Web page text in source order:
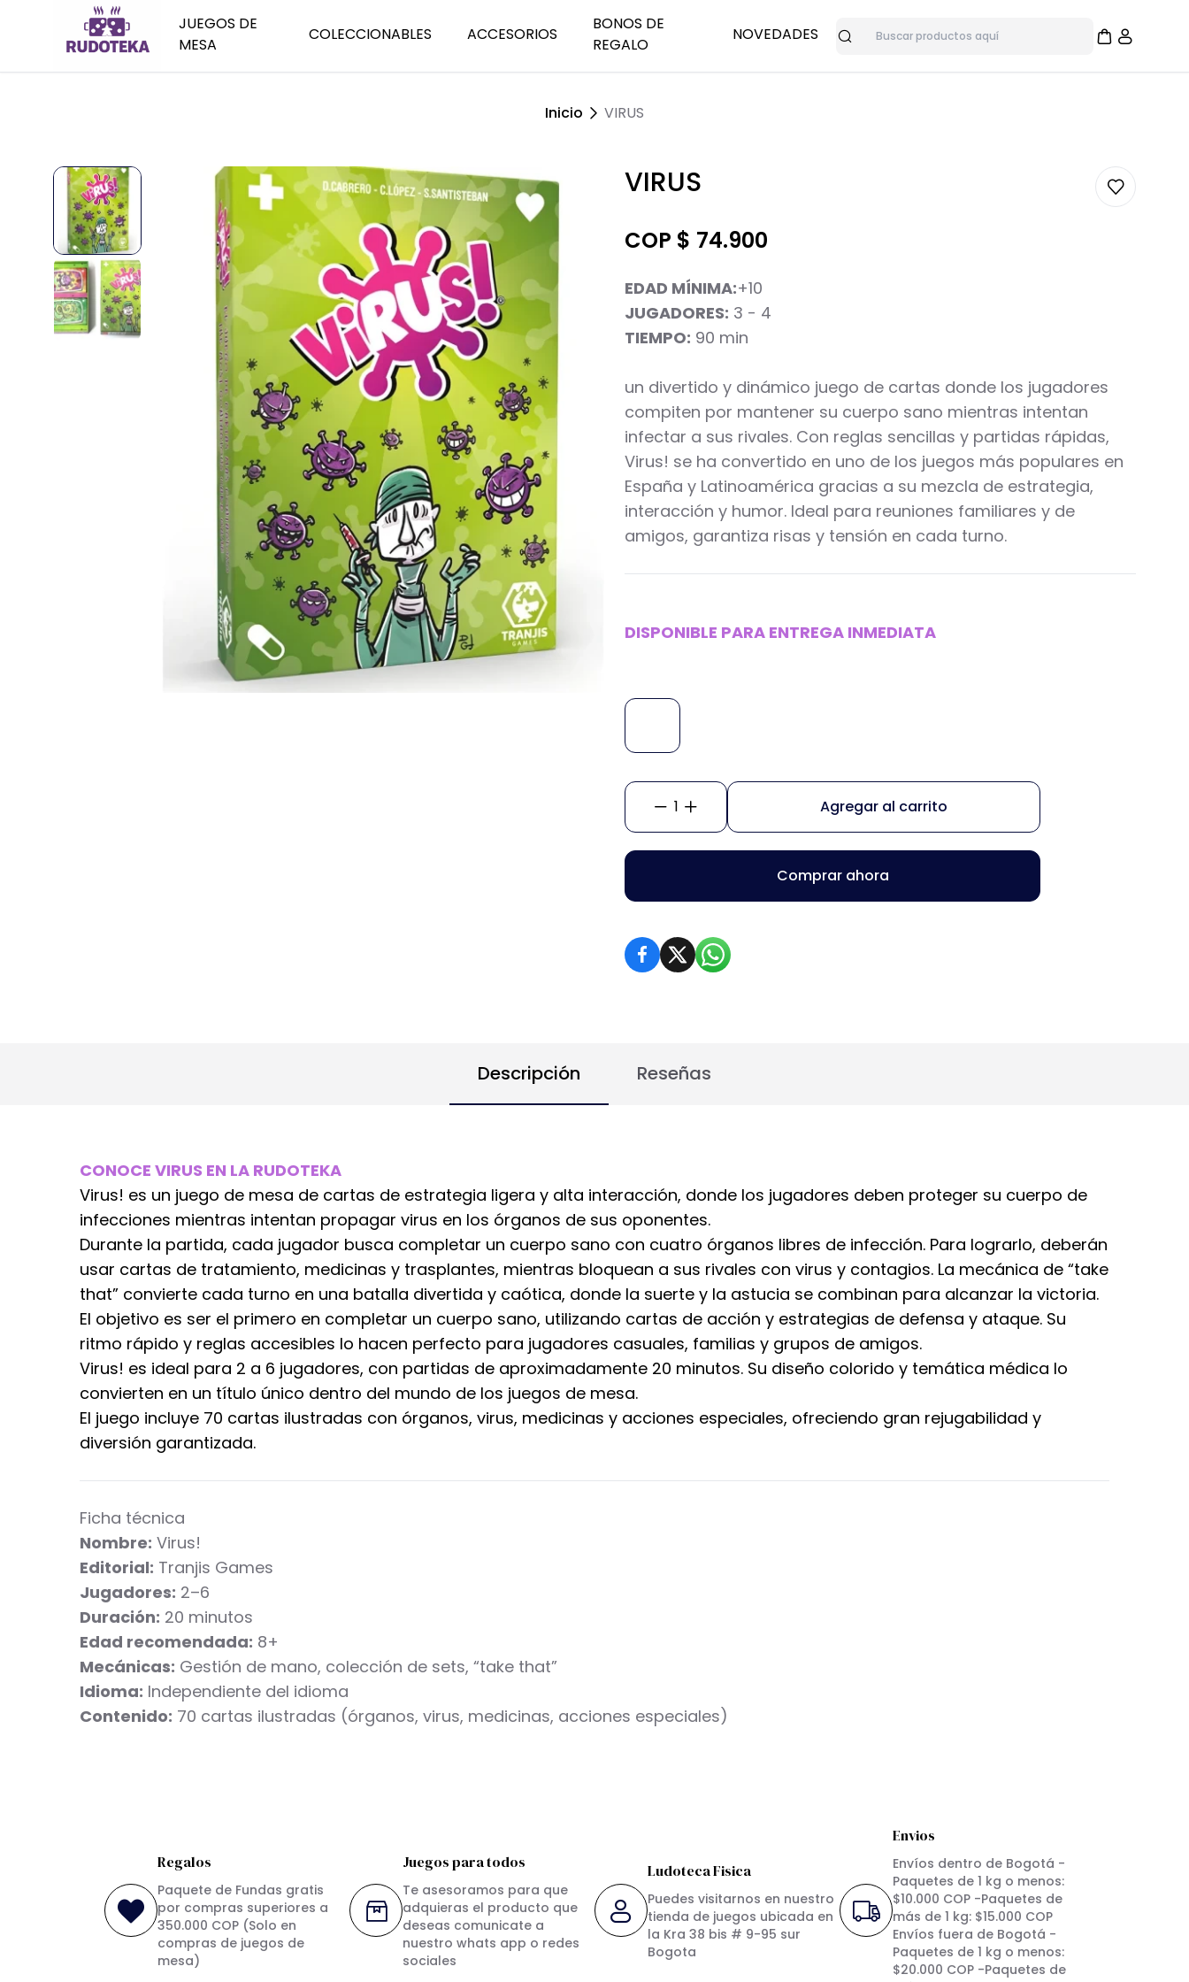
JUEGOS DE
MESA
Juegos prueba tu suerte
COLECCIONABLES
Magic The Gathering TCG
ACCESORIOS
Fundas para cartasOrganizador de componentes
BONOS DE
REGALO
NOVEDADES
Buscar
Inicio VIRUS
VIRUS
COP $ 74.900
EDAD MÍNIMA:+10
JUGADORES: 3 - 4
TIEMPO: 90 min
un divertido y dinámico juego de cartas donde los jugadores
compiten por mantener su cuerpo sano mientras intentan
infectar a sus rivales. Con reglas sencillas y partidas rápidas,
Virus! se ha convertido en uno de los juegos más populares en
España y Latinoamérica gracias a su mezcla de estrategia,
interacción y humor. Ideal para reuniones familiares y de
amigos, garantiza risas y tensión en cada turno.
DISPONIBLE PARA ENTREGA INMEDIATA
1 Agregar al carrito
Comprar ahora
Descripción Reseñas
CONOCE VIRUS EN LA RUDOTEKA
Virus! es un juego de mesa de cartas de estrategia ligera y alta interacción, donde los jugadores deben proteger su cuerpo de
infecciones mientras intentan propagar virus en los órganos de sus oponentes.
Durante la partida, cada jugador busca completar un cuerpo sano con cuatro órganos libres de infección. Para lograrlo, deberán
usar cartas de tratamiento, medicinas y trasplantes, mientras bloquean a sus rivales con virus y contagios. La mecánica de “take
that” convierte cada turno en una batalla divertida y caótica, donde la suerte y la astucia se combinan para alcanzar la victoria.
El objetivo es ser el primero en completar un cuerpo sano, utilizando cartas de acción y estrategias de defensa y ataque. Su
ritmo rápido y reglas accesibles lo hacen perfecto para jugadores casuales, familias y grupos de amigos.
Virus! es ideal para 2 a 6 jugadores, con partidas de aproximadamente 20 minutos. Su diseño colorido y temática médica lo
convierten en un título único dentro del mundo de los juegos de mesa.
El juego incluye 70 cartas ilustradas con órganos, virus, medicinas y acciones especiales, ofreciendo gran rejugabilidad y
diversión garantizada.
Ficha técnica
Nombre: Virus!
Editorial: Tranjis Games
Jugadores: 2–6
Duración: 20 minutos
Edad recomendada: 8+
Mecánicas: Gestión de mano, colección de sets, “take that”
Idioma: Independiente del idioma
Contenido: 70 cartas ilustradas (órganos, virus, medicinas, acciones especiales)
Regalos
Paquete de Fundas gratis
por compras superiores a
350.000 COP (Solo en
compras de juegos de
mesa)
Juegos para todos
Te asesoramos para que
adquieras el producto que
deseas comunicate a
nuestro whats app o redes
sociales
Ludoteca Fisica
Puedes visitarnos en nuestro
tienda de juegos ubicada en
la Kra 38 bis # 9-95 sur
Bogota
Envios
Envíos dentro de Bogotá -
Paquetes de 1 kg o menos:
$10.000 COP -Paquetes de
más de 1 kg: $15.000 COP
Envíos fuera de Bogotá -
Paquetes de 1 kg o menos:
$20.000 COP -Paquetes de